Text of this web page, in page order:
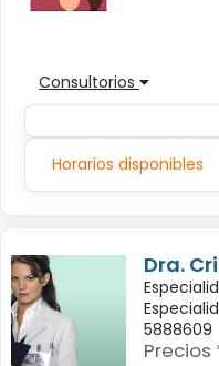
Consultorios
Horarios disponibles
Dra.
5888609